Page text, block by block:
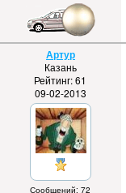
Артур
Казань
Рейтинг: 61
09-02-2013
Сообщений: 72